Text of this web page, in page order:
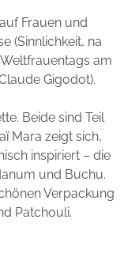
Frauen und
(Sinnlichkeit, na
am
Gigodot).
Beide sind Teil
Mara zeigt sich,
inspiriert – die
und Buchu.
Verpackung
Patchouli.